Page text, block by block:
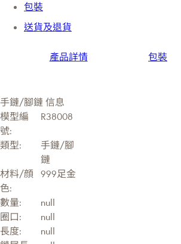
包裝
送貨及退貨
產品詳情 包裝
手鏈/腳鏈 信息
模型編
號:
R38008
類型:
手鏈/腳
鏈
材料/顔
色:
999足金
數量:
null
圈口:
null
長度:
null